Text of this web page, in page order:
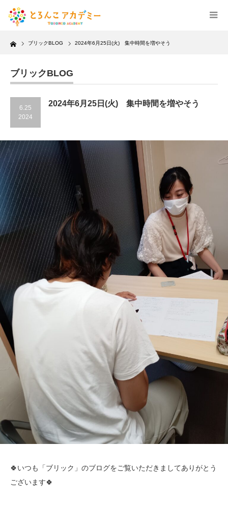
Home ブリックBLOG 2024年6月25日(火) 集中時間を増やそう
ブリックBLOG
6.25
2024
2024年6月25日(火) 集中時間を増やそう
🍀いつも「ブリック」のブログをご覧いただきましてありがとう
ございます🍀